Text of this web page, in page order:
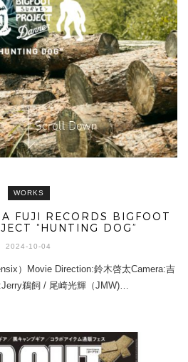
WORKS
FUJI RECORDS BIGFOOT
“HUNTING DOG”
2024-10-04
）Movie Direction:鈴木啓太Camera:吉
鵜飼 / 尾崎光輝（JMW)…